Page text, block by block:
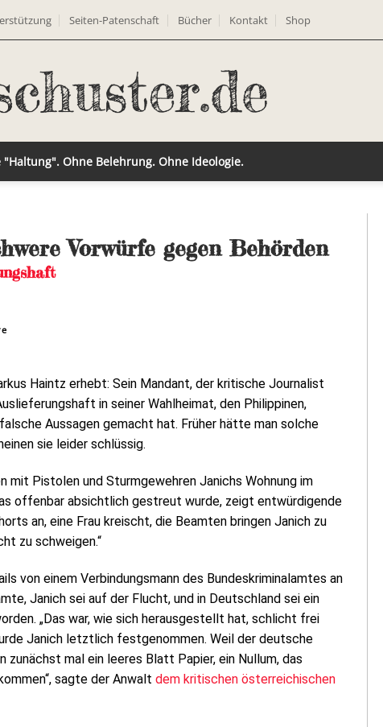
Seiten-Patenschaft Bücher Kontakt Shop
Ohne Belehrung. Ohne Ideologie.
Vorwürfe gegen Behörden
Haintz erhebt: Sein Mandant, der kritische Journalist
in seiner Wahlheimat, den Philippinen,
Aussagen gemacht hat. Früher hätte man solche
sie leider schlüssig.
Pistolen und Sturmgewehren Janichs Wohnung im
offenbar absichtlich gestreut wurde, zeigt entwürdigende
an, eine Frau kreischt, die Beamten bringen Janich zu
zu schweigen.“
von einem Verbindungsmann des Bundeskriminalamtes an
Janich sei auf der Flucht, und in Deutschland sei ein
„Das war, wie sich herausgestellt hat, schlicht frei
Janich letztlich festgenommen. Weil der deutsche
mal ein leeres Blatt Papier, ein Nullum, das
sagte der Anwalt dem kritischen österreichischen